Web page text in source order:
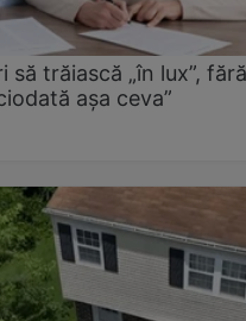
să trăiască „în lux”, fără
așa ceva”